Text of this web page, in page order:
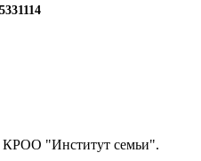
КРОО "Институт семьи".